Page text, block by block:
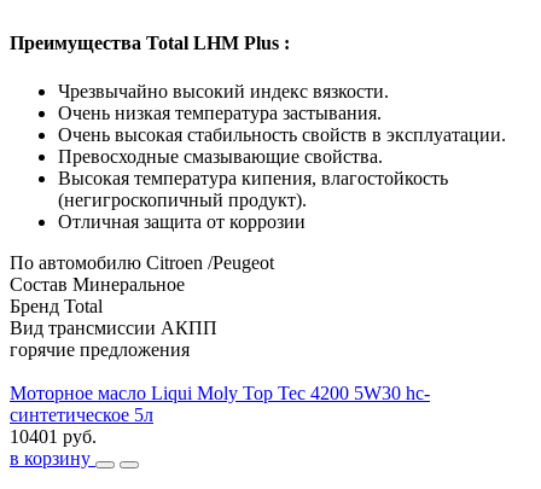
Преимущества Total LHM Plus :
Чрезвычайно высокий индекс вязкости.
Очень низкая температура застывания.
Очень высокая стабильность свойств в эксплуатации.
Превосходные смазывающие свойства.
Высокая температура кипения, влагостойкость
(негигроскопичный продукт).
Отличная защита от коррозии
По автомобилю Citroen /Peugeot
Состав Минеральное
Бренд Total
Вид трансмиссии АКПП
горячие предложения
Моторное масло Liqui Moly Top Tec 4200 5W30 hc-
синтетическое 5л
10401 руб.
в корзину